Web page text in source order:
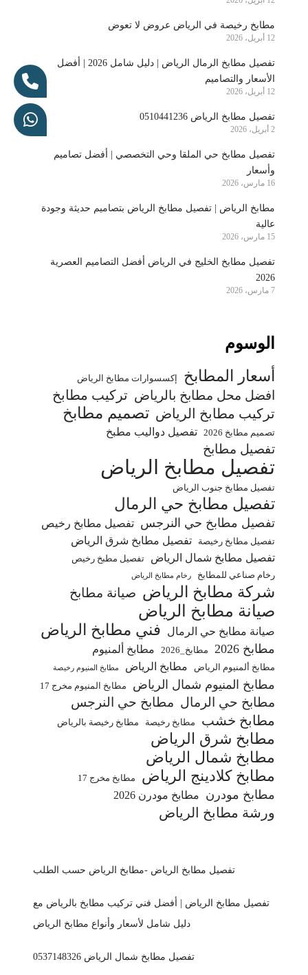
مطابخ رخيصة في الرياض عروض لا تعوض
12 أبريل، 2026
تفصيل مطابخ الرمال الرياض | دليل شامل 2026 | أفضل
الأسعار والتصاميم
12 أبريل، 2026
تفصيل مطابخ الرياض 0510441236
2 أبريل، 2026
تفصيل مطابخ حي الملقا وحي التخصصي | أفضل تصاميم
وأسعار
16 مارس، 2026
مطابخ الرياض | تفصيل مطابخ الرياض بتصاميم حديثة وجودة
عالية
15 مارس، 2026
تفصيل مطابخ الخليج في الرياض أفضل التصاميم العصرية
2026
7 مارس، 2026
الوسوم
أسعار المطابخ إكسسوارات مطابخ الرياض
افضل محل مطابخ بالرياض تركيب مطابخ
تركيب مطابخ الرياض تصميم مطابخ
تصميم مطابخ 2026 تفصيل دواليب مطبخ
تفصيل مطابخ
تفصيل مطابخ الرياض
تفصيل مطابخ جنوب الرياض
تفصيل مطابخ حي الرمال
تفصيل مطابخ حي النرجس تفصيل مطابخ رخيص
تفصيل مطابخ رخيصة
تفصيل مطابخ شرق الرياض
تفصيل مطابخ شمال الرياض
تفصيل مطبخ رخيص
رخام صناعي للمطابخ
رخام مطابخ الرياض
شركة مطابخ الرياض صيانة مطابخ
صيانة مطابخ الرياض
صيانة مطابخ حي الرمال فني مطابخ الرياض
مطابخ 2026 مطابخ_2026 مطابخ ألمنيوم
مطابخ ألمنيوم الرياض مطابخ الرياض مطابخ المنيوم رخيصة
مطابخ المنيوم شمال الرياض مطابخ المنيوم مخرج 17
مطابخ حي الرمال مطابخ حي النرجس
مطابخ خشب مطابخ رخيصة مطابخ رخيصة بالرياض
مطابخ شرق الرياض
مطابخ شمال الرياض
مطابخ كلادينج الرياض
مطابخ مخرج 17
مطابخ مودرن مطابخ مودرن 2026
ورشة مطابخ الرياض
تفصيل مطابخ الرياض -مطابخ الرياض حسب الطلب
تفصيل مطابخ الرياض | أفضل فني تركيب مطابخ بالرياض مع
دليل شامل لأسعار وأنواع مطابخ الرياض
تفصيل مطابخ شمال الرياض 0537148326